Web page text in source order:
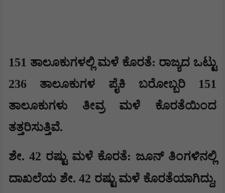
​​151 ತಾಲೂಕುಗಳಲ್ಲಿ ಮಳೆ ಕೊರತೆ: ರಾಜ್ಯದ ಒಟ್ಟು
236 ತಾಲೂಕುಗಳ ಪೈಕಿ ಬರೋಬ್ಬರಿ 151
ತಾಲೂಕುಗಳು ತೀವ್ರ ಮಳೆ ಕೊರತೆಯಿಂದ
ತತ್ತರಿಸುತ್ತಿವೆ.
​ಶೇ. 42 ರಷ್ಟು ಮಳೆ ಕೊರತೆ: ಜೂನ್ ತಿಂಗಳಿನಲ್ಲಿ
ದಾಖಲೆಯ ಶೇ. 42 ರಷ್ಟು ಮಳೆ ಕೊರತೆಯಾಗಿದ್ದು,